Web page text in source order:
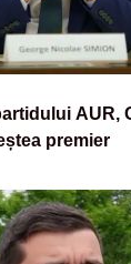
AUR,
premier